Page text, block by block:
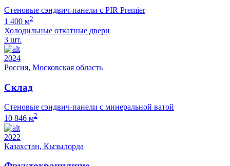
Стеновые сэндвич-панели с PIR Premier
1 400 м2
Холодильные откатные двери
3 шт.
2024
Россия, Московская область
Cклад
Стеновые сэндвич-панели с минеральной ватой
10 846 м2
2022
Казахстан, Кызылорда